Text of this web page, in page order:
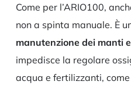
Come per l’ARIO100,
non a spinta manuale. È
manutenzione dei manti
impedisce la regolare
acqua e fertilizzanti,